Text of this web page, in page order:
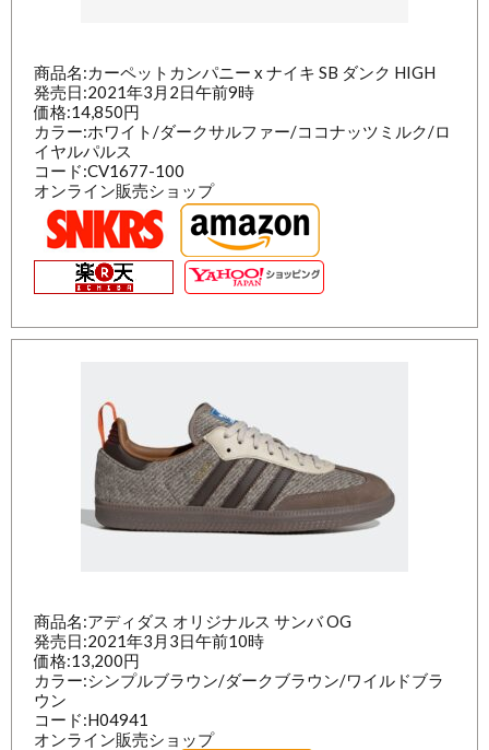
商品名:カーペットカンパニー x ナイキ SB ダンク HIGH
発売日:2021年3月2日午前9時
価格:14,850円
カラー:ホワイト/ダークサルファー/ココナッツミルク/ロ
イヤルパルス
コード:CV1677-100
オンライン販売ショップ
商品名:アディダス オリジナルス サンバ OG
発売日:2021年3月3日午前10時
価格:13,200円
カラー:シンプルブラウン/ダークブラウン/ワイルドブラ
ウン
コード:H04941
オンライン販売ショップ